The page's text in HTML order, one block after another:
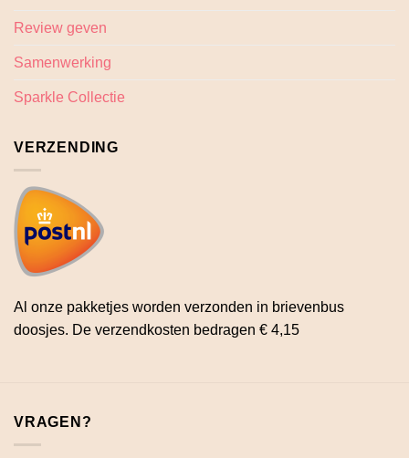
Review geven
Samenwerking
Sparkle Collectie
VERZENDING
Al onze pakketjes worden verzonden in brievenbus
doosjes. De verzendkosten bedragen € 4,15
VRAGEN?